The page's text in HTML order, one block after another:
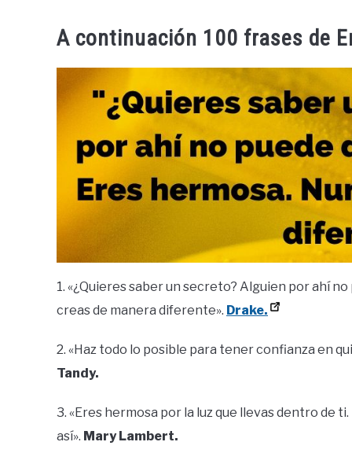
A continuación 100 frases de
1. «¿Quieres saber un secreto? Alguien por ahí
creas de manera diferente». Drake.
2. «Haz todo lo posible para tener confianza en
Tandy.
3. «Eres hermosa por la luz que llevas dentro de
así». Mary Lambert.